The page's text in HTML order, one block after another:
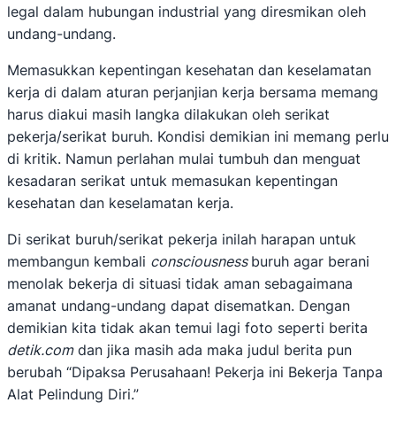
legal dalam hubungan industrial yang diresmikan oleh
undang-undang.
Memasukkan kepentingan kesehatan dan keselamatan
kerja di dalam aturan perjanjian kerja bersama memang
harus diakui masih langka dilakukan oleh serikat
pekerja/serikat buruh. Kondisi demikian ini memang perlu
di kritik. Namun perlahan mulai tumbuh dan menguat
kesadaran serikat untuk memasukan kepentingan
kesehatan dan keselamatan kerja.
Di serikat buruh/serikat pekerja inilah harapan untuk
membangun kembali consciousness buruh agar berani
menolak bekerja di situasi tidak aman sebagaimana
amanat undang-undang dapat disematkan. Dengan
demikian kita tidak akan temui lagi foto seperti berita
detik.comdan jika masih ada maka judul berita pun
berubah “Dipaksa Perusahaan! Pekerja ini Bekerja Tanpa
Alat Pelindung Diri.”